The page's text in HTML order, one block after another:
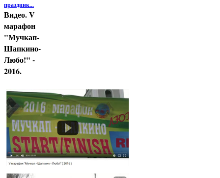
праздник...
Видео. V
марафон
"Мучкап-
Шапкино-
Любо!" -
2016.